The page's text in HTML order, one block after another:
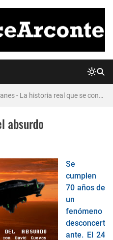
La Manipulación de los medios de comunicación (La Guerra de los Mundos de Orson Welles)
El Hombre Pez de Liérganes - La historia real que se convirtió en leyenda.
H.P. Lovecraft - ¿Es un libro real?
montaje?
La historia real de LOS ILLUMINATI (y las PIEDRAS GUÍA de GEORGIA) que quizás no sabías
¿Qué es realmente el objeto con forma de CUBO hallado en la LUNA?
absurdo
Se
cumplen
70 años de
un
fenómeno
desconcert
ante. El 24